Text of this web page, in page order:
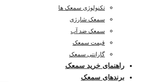
تکنولوژی سمعک ها
سمعک شارژی
سمعک ضد آب
قیمت سمعک
گارانتی سمعک
راهنمای خرید سمعک
برندهای سمعک